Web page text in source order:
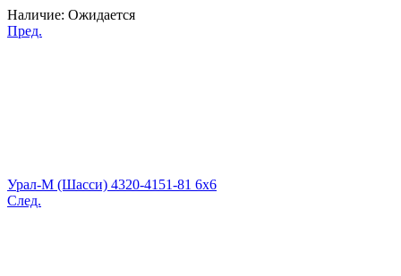
Наличие: Ожидается
Пред.
Урал-М (Шасси) 4320-4151-81 6x6
След.